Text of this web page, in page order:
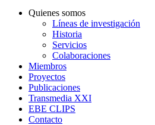
Quienes somos
Líneas de investigación
Historia
Servicios
Colaboraciones
Miembros
Proyectos
Publicaciones
Transmedia XXI
EBE CLIPS
Contacto